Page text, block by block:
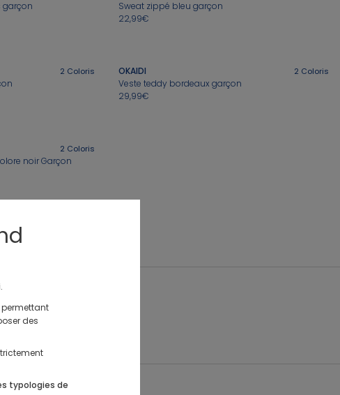
Naissance
garçon
Sweat zippé bleu garçon
22,99€
2 Coloris OKAIDI 2 Coloris
Veste teddy bordeaux garçon
29,99€
2 Coloris
noir Garçon
des
typologies de